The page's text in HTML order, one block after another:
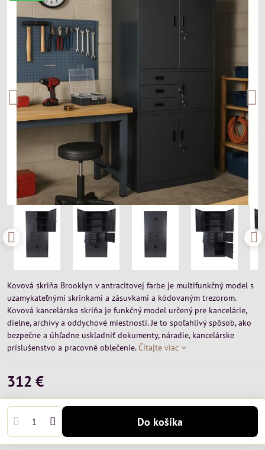
Kovová skriňa Brooklyn v antracitovej farbe je multifunkčný model s
uzamykateľnými skrinkami a zásuvkami a kódovaným trezorom.
Kovová kancelárska skriňa je funkčný model určený pre kancelárie,
dielne, archívy a oddychové miestnosti. Je to spoľahlivý spôsob, ako
bezpečne a úhľadne uskladniť dokumenty, náradie, kancelárske
príslušenstvo a pracovné oblečenie.Čítajte viac
312 €
Do košíka